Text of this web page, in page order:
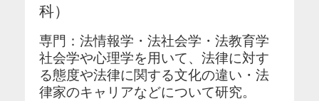
科）
専門：法情報学・法社会学・法教育学
社会学や心理学を用いて、法律に対す
る態度や法律に関する文化の違い・法
律家のキャリアなどについて研究。